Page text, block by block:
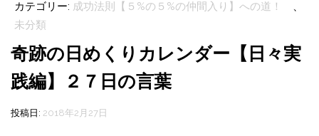
カテゴリー: 成功法則【５%の５%の仲間入り】への道！
、
未分類
奇跡の日めくりカレンダー【日々実
践編】２７日の言葉
投稿日: 2018年2月27日